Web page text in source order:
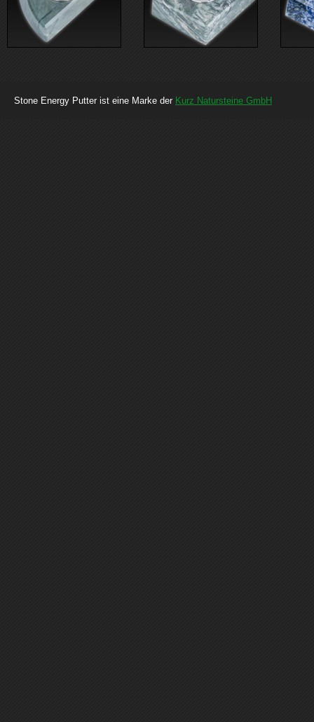
Stone Energy Putter ist eine Marke der Kurz Natursteine GmbH